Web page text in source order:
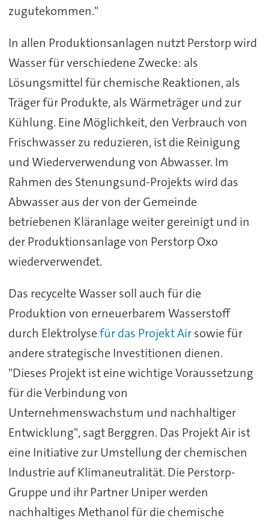
zugutekommen."
In allen Produktionsanlagen nutzt Perstorp wird
Wasser für verschiedene Zwecke: als
Lösungsmittel für chemische Reaktionen, als
Träger für Produkte, als Wärmeträger und zur
Kühlung. Eine Möglichkeit, den Verbrauch von
Frischwasser zu reduzieren, ist die Reinigung
und Wiederverwendung von Abwasser. Im
Rahmen des Stenungsund-Projekts wird das
Abwasser aus der von der Gemeinde
betriebenen Kläranlage weiter gereinigt und in
der Produktionsanlage von Perstorp Oxo
wiederverwendet.
Das recycelte Wasser soll auch für die
Produktion von erneuerbarem Wasserstoff
durch Elektrolysefür das Projekt Airsowie für
andere strategische Investitionen dienen.
"Dieses Projekt ist eine wichtige Voraussetzung
für die Verbindung von
Unternehmenswachstum und nachhaltiger
Entwicklung", sagt Berggren. Das Projekt Air ist
eine Initiative zur Umstellung der chemischen
Industrie auf Klimaneutralität. Die Perstorp-
Gruppe und ihr Partner Uniper werden
nachhaltiges Methanol für die chemische